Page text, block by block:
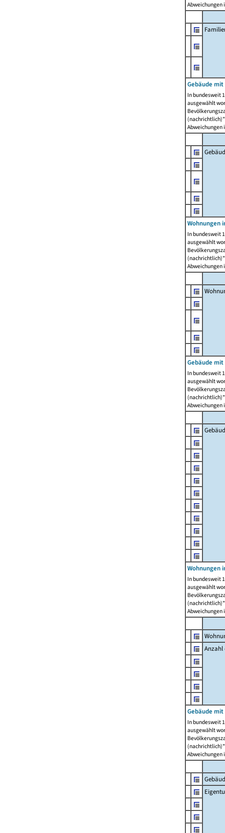
Abweichungen
Gebäude
In bundesweit
ausgewählt
Abweichungen
Wohnungen
In bundesweit
ausgewählt
Abweichungen
Gebäude
In bundesweit
ausgewählt
Abweichungen
Wohnungen
In bundesweit
ausgewählt
Abweichungen
Anzahl
Gebäude
In bundesweit
ausgewählt
Abweichungen